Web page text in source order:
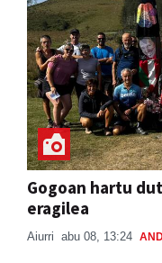
Gogoan hartu
eragilea
Aiurri abu 08, 13:24